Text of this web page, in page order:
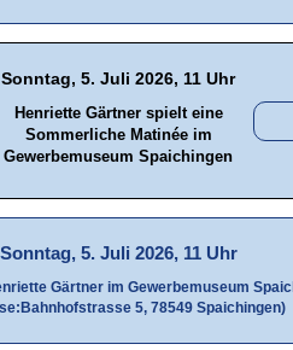
Sonntag, 5. Juli 2026, 11 Uhr
Henriette Gärtner spielt eine
Sommerliche Matinée im
Gewerbemuseum Spaichingen
Sonntag, 5. Juli 2026, 11 Uhr
Gärtner im Gewerbemuseum
5, 78549 Spaichingen)